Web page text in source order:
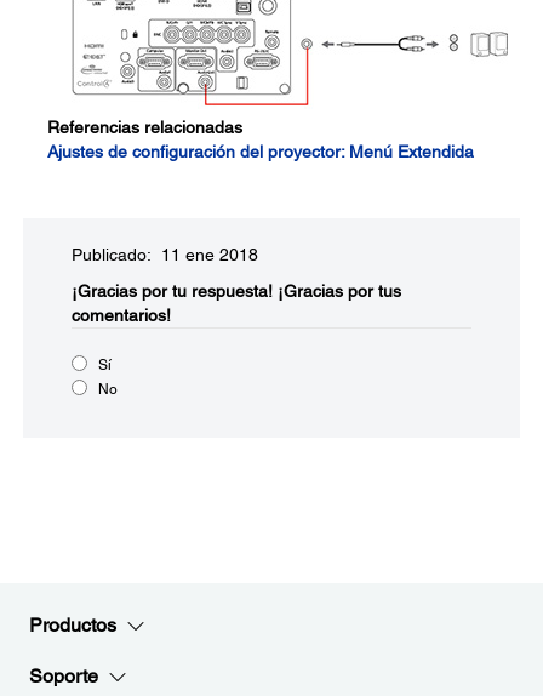
Referencias relacionadas
Ajustes de configuración del proyector: Menú Extendida
Publicado: 11 ene 2018
¡Gracias por tu respuesta! ¡Gracias por tus
comentarios!
Sí
No
Productos
Soporte